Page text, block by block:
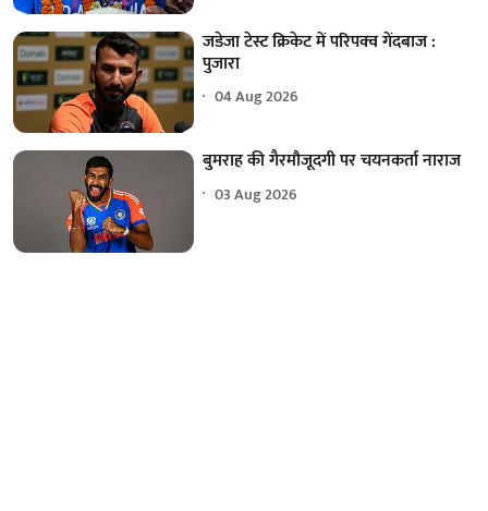
जडेजा टेस्ट क्रिकेट में परिपक्व गेंदबाज :
पुजारा
04 Aug 2026
बुमराह की गैरमौजूदगी पर चयनकर्ता नाराज
03 Aug 2026